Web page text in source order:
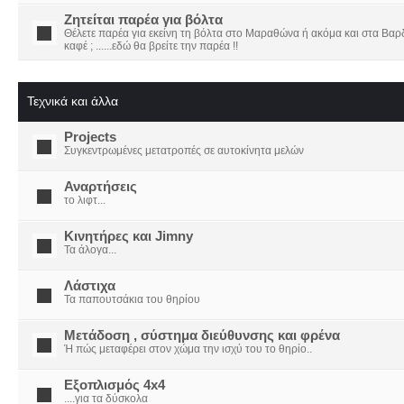
Ζητείται παρέα για βόλτα
Θέλετε παρέα για εκείνη τη βόλτα στο Μαραθώνα ή ακόμα και στα
καφέ ; ......εδώ θα βρείτε την παρέα !!
Τεχνικά και άλλα
Projects
Συγκεντρωμένες μετατροπές σε αυτοκίνητα μελών
Αναρτήσεις
το λιφτ...
Κινητήρες και Jimny
Τα άλογα...
Λάστιχα
Τα παπουτσάκια του θηρίου
Μετάδοση , σύστημα διεύθυνσης και φρένα
Ή πώς μεταφέρει στον χώμα την ισχύ του το θηρίο..
Εξοπλισμός 4x4
....για τα δύσκολα